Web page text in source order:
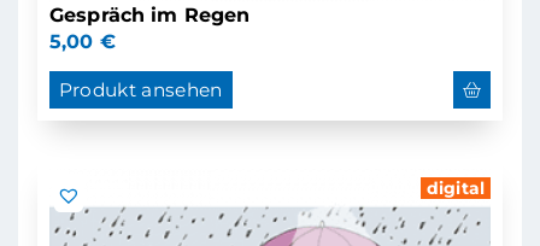
Gespräch im Regen
5,00 €
Produkt ansehen
digital